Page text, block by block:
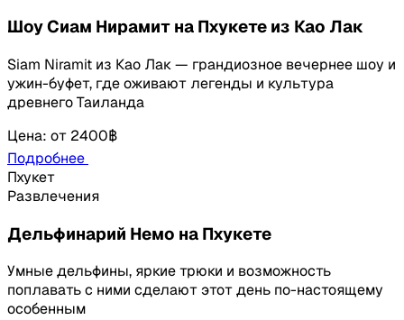
Шоу Сиам Нирамит на Пхукете из Као Лак
Siam Niramit из Као Лак — грандиозное вечернее шоу и
ужин-буфет, где оживают легенды и культура
древнего Таиланда
Цена: от 2400฿
Подробнее
Пхукет
Развлечения
Дельфинарий Немо на Пхукете
Умные дельфины, яркие трюки и возможность
поплавать с ними сделают этот день по-настоящему
особенным